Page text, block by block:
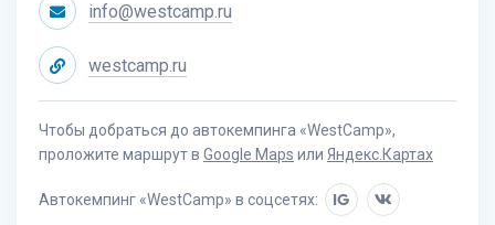
info@westcamp.ru
westcamp.ru
Чтобы добраться до автокемпинга «WestCamp»,
проложите маршрут в Google Maps или Яндекс.Картах
Автокемпинг «WestCamp» в соцсетях: IG